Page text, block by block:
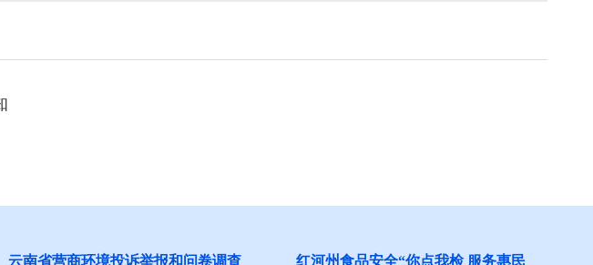
红河州食品安全“你点我检 服务惠民
阻碍民营经济发展壮大问题线索征